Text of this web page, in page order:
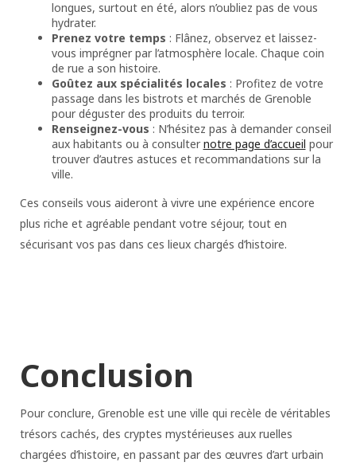
longues, surtout en été, alors n’oubliez pas de vous
hydrater.
Prenez votre temps : Flânez, observez et laissez-
vous imprégner par l’atmosphère locale. Chaque coin
de rue a son histoire.
Goûtez aux spécialités locales : Profitez de votre
passage dans les bistrots et marchés de Grenoble
pour déguster des produits du terroir.
Renseignez-vous : N’hésitez pas à demander conseil
aux habitants ou à consulter notre page d’accueil pour
trouver d’autres astuces et recommandations sur la
ville.
Ces conseils vous aideront à vivre une expérience encore
plus riche et agréable pendant votre séjour, tout en
sécurisant vos pas dans ces lieux chargés d’histoire.
Conclusion
Pour conclure, Grenoble est une ville qui recèle de véritables
trésors cachés, des cryptes mystérieuses aux ruelles
chargées d’histoire, en passant par des œuvres d’art urbain